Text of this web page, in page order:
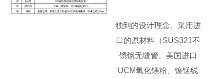
独到的设计理念、采用进
口的原材料（SUS321不
锈钢无缝管、美国进口
UCM氧化镁粉、镍锰线